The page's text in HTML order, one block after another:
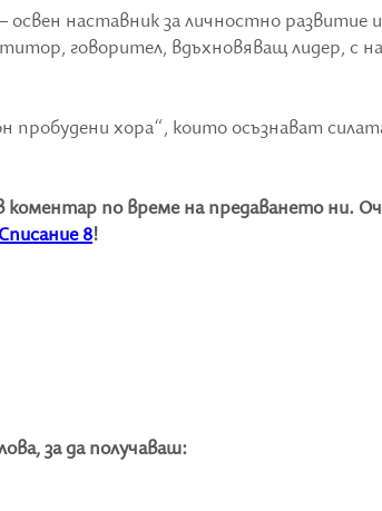
наставник за личностно развитие
говорител, вдъхновяващ лидер, с
пробудени хора“, които осъзнават
по време на предаването ни.
8!
за да получаваш: